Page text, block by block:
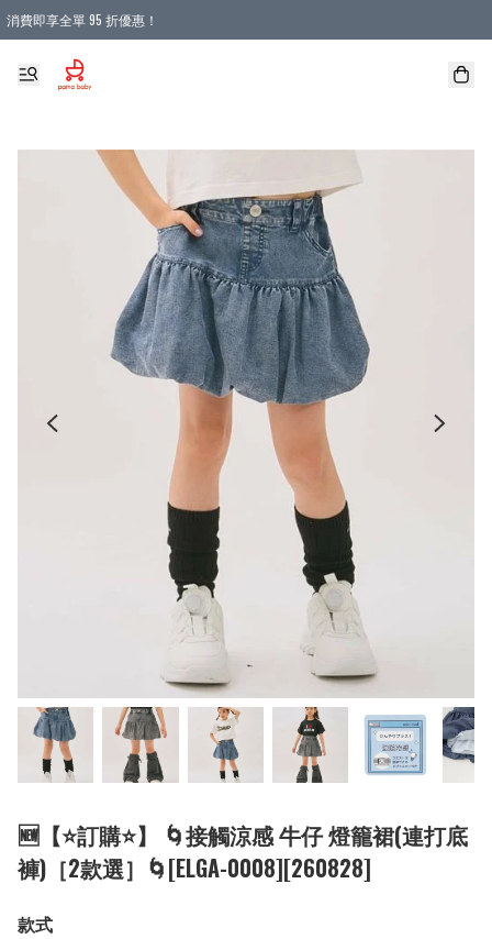
消費即享全單 95 折優惠！
購物滿 HKD 900.00即享免運費優惠！（適用於 本地送貨、本地取貨 )
🆕【⭐訂購⭐】 🌀接觸涼感 牛仔 燈籠裙(連打底
褲)［2款選］🌀[ELGA-0008][260828]
款式